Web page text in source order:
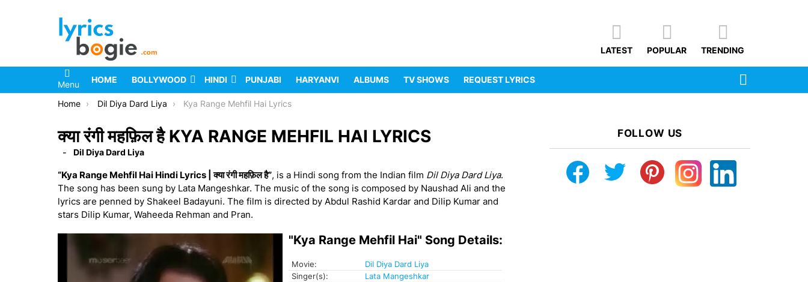
LATEST POPULAR TRENDING
Menu HOME BOLLYWOOD HINDI PUNJABI HARYANVI ALBUMS TV SHOWS REQUEST LYRICS
You are here:
Home Dil Diya Dard Liya Kya Range Mehfil Hai Lyrics
क्या रंगी महफ़िल है KYA RANGE MEHFIL HAI LYRICS
Dil Diya Dard Liya
“Kya Range Mehfil Hai Hindi Lyrics | क्या रंगी महफ़िल है”, is a Hindi song from the Indian film Dil Diya Dard Liya.
The song has been sung by Lata Mangeshkar. The music of the song is composed by Naushad Ali and the
lyrics are penned by Shakeel Badayuni. The film is directed by Abdul Rashid Kardar and Dilip Kumar and
stars Dilip Kumar, Waheeda Rehman and Pran.
"Kya Range Mehfil Hai" Song Details:
Movie:
Dil Diya Dard Liya
Singer(s):
Lata Mangeshkar
FOLLOW US